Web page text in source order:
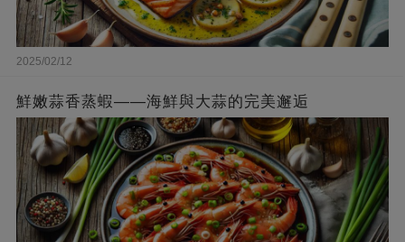
2025/02/12
鮮嫩蒜香蒸蝦——海鮮與大蒜的完美邂逅